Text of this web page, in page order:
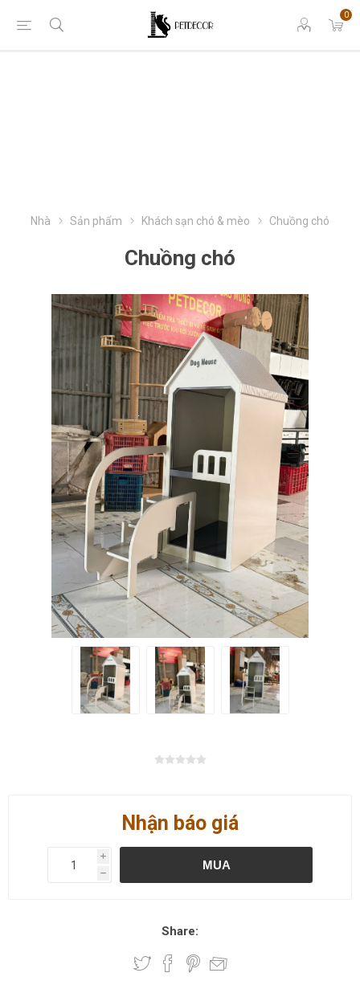
0
Nhà Sản phẩm Khách sạn chó & mèo Chuồng chó
Chuồng chó
Nhận báo giá
i
h
MUA
Share: